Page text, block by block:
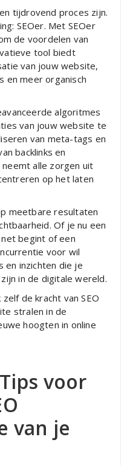
tijdrovend proces zijn.
SEOer. Met SEOer
de voordelen van
tool biedt
van jouw website,
en meer organisch
algoritmes
van jouw website te
van meta-tags en
backlinks en
alle zorgen uit
op het laten
meetbare resultaten
Of je nu een
begint of een
voor wil
en inzichten die je
in de digitale wereld.
de kracht van SEO
stralen in de
hoogten in online
voor
van je